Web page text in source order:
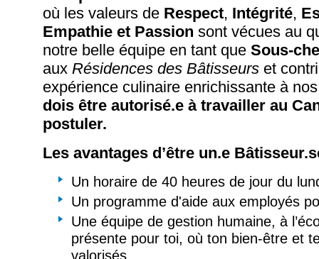
où les valeurs de Respect, Intégrité,
Empathie et Passion sont vécues au
notre belle équipe en tant que Sous-
aux Résidences des Bâtisseurs et
expérience culinaire enrichissante à
dois être autorisé.e à travailler au
postuler.
Les avantages d’être un.e
Un horaire de 40 heures de jour du
Un programme d'aide aux employés
Une équipe de gestion humaine, à
présente pour toi, où ton bien-être et
valorisés